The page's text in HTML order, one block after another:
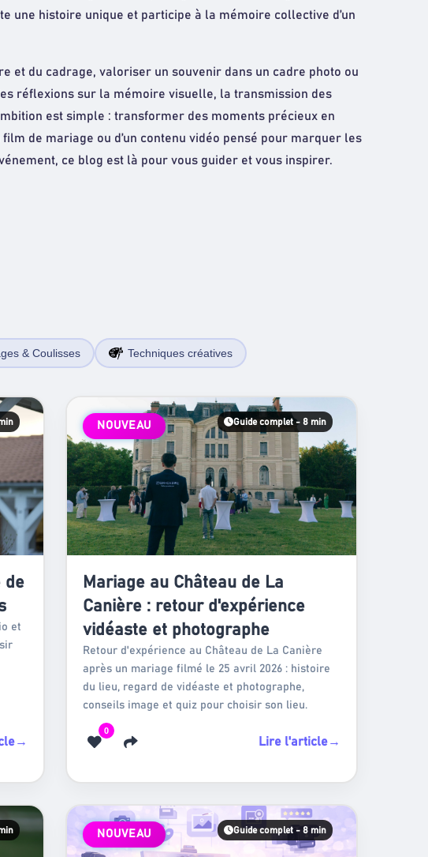
une histoire unique et participe à la mémoire collective d’un
et du cadrage, valoriser un souvenir dans un cadre photo ou
réflexions sur la mémoire visuelle, la transmission des
est simple : transformer des moments précieux en
de mariage ou d’un contenu vidéo pensé pour marquer les
ce blog est là pour vous guider et vous inspirer.
& Coulisses Techniques créatives
de
et
→
NOUVEAU Guide complet - 8 min
Mariage au Château de La
Canière : retour d'expérience
vidéaste et photographe
Retour d'expérience au Château de La Canière
après un mariage filmé le 25 avril 2026 : histoire
du lieu, regard de vidéaste et photographe,
conseils image et quiz pour choisir son lieu.
0
Lire l'article→
NOUVEAU Guide complet - 8 min